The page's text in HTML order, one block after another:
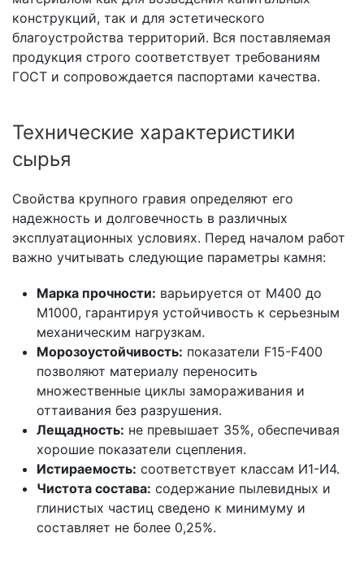
конструкций, так и для эстетического
благоустройства территорий. Вся поставляемая
продукция строго соответствует требованиям
ГОСТ и сопровождается паспортами качества.
Технические характеристики
сырья
Свойства крупного гравия определяют его
надежность и долговечность в различных
эксплуатационных условиях. Перед началом работ
важно учитывать следующие параметры камня:
Марка прочности: варьируется от М400 до
М1000, гарантируя устойчивость к серьезным
механическим нагрузкам.
Морозоустойчивость: показатели F15-F400
позволяют материалу переносить
множественные циклы замораживания и
оттаивания без разрушения.
Лещадность: не превышает 35%, обеспечивая
хорошие показатели сцепления.
Истираемость: соответствует классам И1-И4.
Чистота состава: содержание пылевидных и
глинистых частиц сведено к минимуму и
составляет не более 0,25%.